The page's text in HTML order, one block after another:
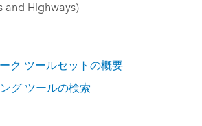
and Highways)
ク ツールセットの概要
グ ツールの検索